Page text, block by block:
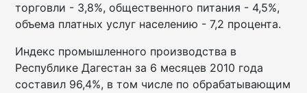
торговли - 3,8%, общественного питания - 4,5%,
объема платных услуг населению - 7,2 процента.
Индекс промышленного производства в
Республике Дагестан за 6 месяцев 2010 года
составил 96,4%, в том числе по обрабатывающим